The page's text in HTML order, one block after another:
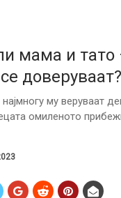
мама и тато
доверуваат?
му веруваат
омиленото